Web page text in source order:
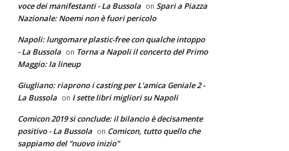
voce dei manifestanti - La Bussola on Spari a Piazza
Nazionale: Noemi non è fuori pericolo
Napoli: lungomare plastic-free con qualche intoppo
- La Bussola on Torna a Napoli il concerto del Primo
Maggio: la lineup
Giugliano: riaprono i casting per L'amica Geniale 2 -
La Bussola on I sette libri migliori su Napoli
Comicon 2019 si conclude: il bilancio è decisamente
positivo - La Bussola on Comicon, tutto quello che
sappiamo del “nuovo inizio”